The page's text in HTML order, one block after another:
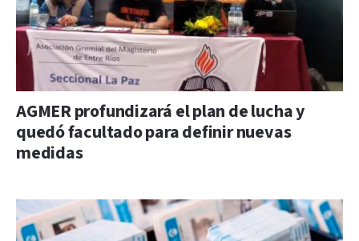
AGMER profundizará el plan de lucha y
quedó facultado para definir nuevas
medidas